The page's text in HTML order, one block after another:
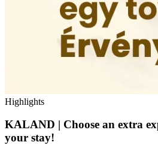
Highlights
KALAND | Choose an extra
your stay!